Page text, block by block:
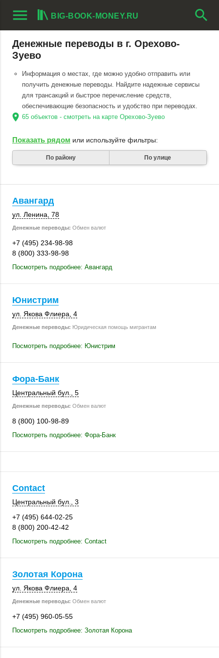
menu BIG-BOOK-MONEY.RU search
Денежные переводы в г. Орехово-
Зуево
Информация о местах, где можно удобно отправить или
получить денежные переводы. Найдите надежные сервисы
для трансакций и быстрое перечисление средств,
обеспечивающие безопасность и удобство при переводах.
location_on 65 объектов - смотреть на карте Орехово-Зуево
Показать рядом или используйте фильтры:
По району По улице
Авангард
ул. Ленина, 78
Денежные переводы: Обмен валют
+7 (495) 234-98-98
8 (800) 333-98-98
Посмотреть подробнее: Авангард
Юнистрим
ул. Якова Флиера, 4
Денежные переводы: Юридическая помощь мигрантам
Посмотреть подробнее: Юнистрим
Фора-Банк
Центральный бул., 5
Денежные переводы: Обмен валют
8 (800) 100-98-89
Посмотреть подробнее: Фора-Банк
Contact
Центральный бул., 3
+7 (495) 644-02-25
8 (800) 200-42-42
Посмотреть подробнее: Contact
Золотая Корона
ул. Якова Флиера, 4
Денежные переводы: Обмен валют
+7 (495) 960-05-55
Посмотреть подробнее: Золотая Корона